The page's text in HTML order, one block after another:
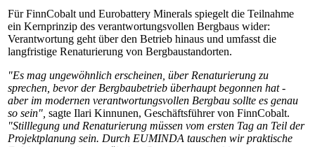
Für FinnCobalt und Eurobattery Minerals spiegelt die Teilnahme
ein Kernprinzip des verantwortungsvollen Bergbaus wider:
Verantwortung geht über den Betrieb hinaus und umfasst die
langfristige Renaturierung von Bergbaustandorten.
"Es mag ungewöhnlich erscheinen, über Renaturierung zu
sprechen, bevor der Bergbaubetrieb überhaupt begonnen hat -
aber im modernen verantwortungsvollen Bergbau sollte es genau
so sein", sagte Ilari Kinnunen, Geschäftsführer von FinnCobalt.
"Stilllegung und Renaturierung müssen vom ersten Tag an Teil der
Projektplanung sein. Durch EUMINDA tauschen wir praktische